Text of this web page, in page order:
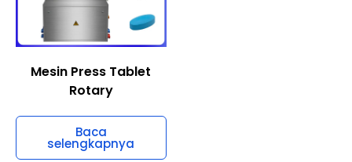
Mesin Press Tablet
Rotary
Baca
selengkapnya